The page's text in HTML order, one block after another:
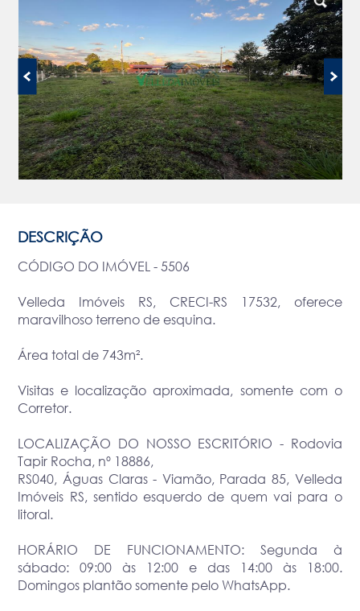
DESCRIÇÃO
CÓDIGO DO IMÓVEL - 5506
Velleda Imóveis RS, CRECI-RS 17532, oferece
maravilhoso terreno de esquina.
Área total de 743m².
Visitas e localização aproximada, somente com o
Corretor.
LOCALIZAÇÃO DO NOSSO ESCRITÓRIO - Rodovia
Tapir Rocha, nº 18886,
RS040, Águas Claras - Viamão, Parada 85, Velleda
Imóveis RS, sentido esquerdo de quem vai para o
litoral.
HORÁRIO DE FUNCIONAMENTO: Segunda à
sábado: 09:00 às 12:00 e das 14:00 às 18:00.
Domingos plantão somente pelo WhatsApp.